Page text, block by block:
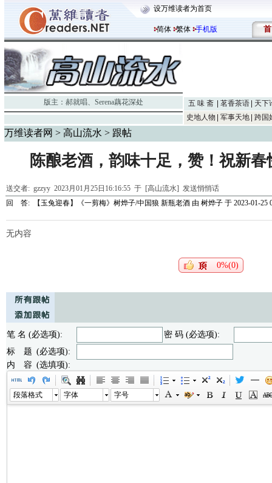
设万维读者为首页
简体 繁体 手机版 首
版主： 郝就唱、 Serena藕花深处 五 味 斋 茗香茶语
天下
史地人物
军事天地 跨国
万维读者网 > 高山流水 > 跟帖
陈酿老酒，韵味十足，赞！祝新
送交者: gzzyy 2023月01月25日16:16:55 于 [高山流水] 发送悄悄话
回 答:
【玉兔迎春】《一剪梅》树烨子/中国狼 新瓶老酒 由 树烨子 于 2023-01-25
无内容
0%(0)
笔 名 (必选项):
密 码 (必选项):
标 题 (必选项):
内 容 (选填项):
段落格式 字体 字号